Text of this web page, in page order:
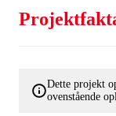
Dette projekt
ovenstående